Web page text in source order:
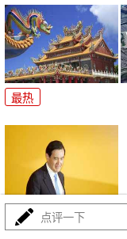
最热
点评一下